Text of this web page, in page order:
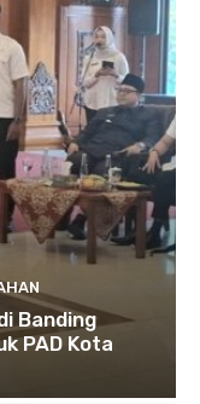
Banding
PAD Kota